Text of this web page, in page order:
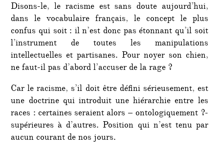
Disons-le, le racisme est sans doute aujourd’hui,
dans le vocabulaire français, le concept le plus
confus qui soit : il n’est donc pas étonnant qu’il soit
l’instrument de toutes les manipulations
intellectuelles et partisanes. Pour noyer son chien,
ne faut-il pas d’abord l’accuser de la rage ?
Car le racisme, s’il doit être défini sérieusement, est
une doctrine qui introduit une hiérarchie entre les
races : certaines seraient alors – ontologiquement ?-
supérieures à d’autres. Position qui n’est tenu par
aucun courant de nos jours.